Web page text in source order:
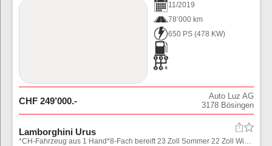
11/2019
78’000 km
650 PS (478 KW)
CHF 249’000.-
Auto Luz AG
3178 Bösingen
Lamborghini Urus
*CH-Fahrzeug aus 1 Hand*8-Fach bereift 23 Zoll Sommer 22 Zoll Winter*Head-Up Display*Panoramadach*Alcantara* 360°Kamera*UVM*